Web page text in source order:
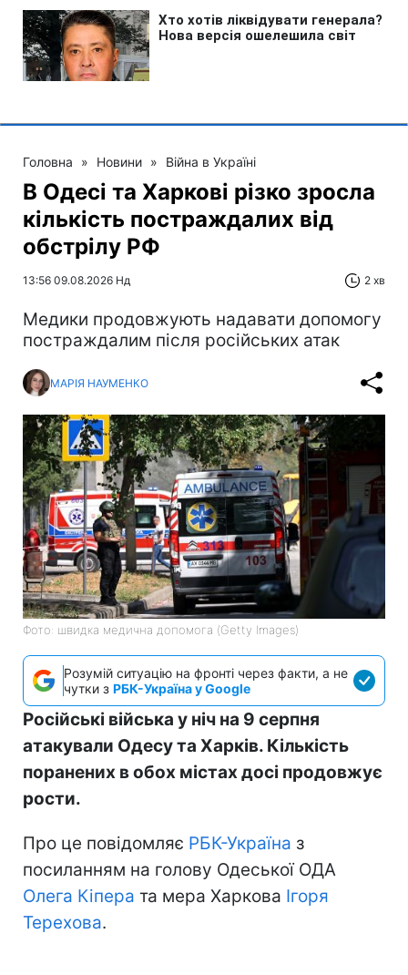
Головна » Новини » Війна в Україні
В Одесі та Харкові різко зросла
кількість постраждалих від
обстрілу РФ
13:56 09.08.2026 Нд 2 хв
Медики продовжують надавати допомогу
постраждалим після російських атак
МАРІЯ НАУМЕНКО
Фото: швидка медична допомога (Getty Images)
Розумій ситуацію на фронті через факти, а не
чутки з РБК-Україна у Google
Російські війська у ніч на 9 серпня
атакували Одесу та Харків. Кількість
поранених в обох містах досі продовжує
рости.
Про це повідомляє РБК-Україна з
посиланням на голову Одеської ОДА
Олега Кіпера та мера Харкова Ігоря
Терехова.